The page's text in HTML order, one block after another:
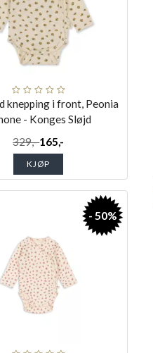
knepping i front, Peonia
- Konges Sløjd
329,-165,-
KJØP
- 50%